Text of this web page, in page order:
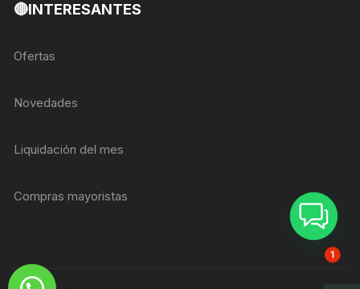
🔴INTERESANTES
Ofertas
Novedades
Liquidación del mes
Compras mayoristas
1